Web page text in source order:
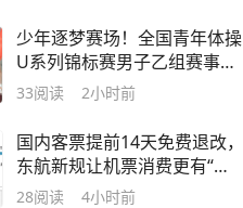
少年逐梦赛场！全国青年体操
U系列锦标赛男子乙组赛事济
宁任城开赛
33阅读 2小时前
国内客票提前14天免费退改，
东航新规让机票消费更有“温
度”
28阅读 4小时前